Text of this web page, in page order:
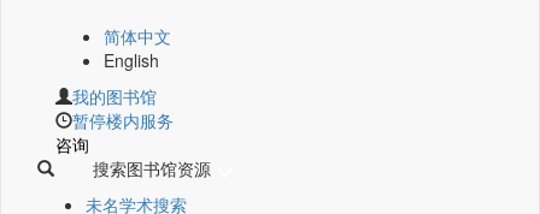
简体中文
English
我的图书馆
暂停楼内服务
咨询
搜索图书馆资源
未名学术搜索